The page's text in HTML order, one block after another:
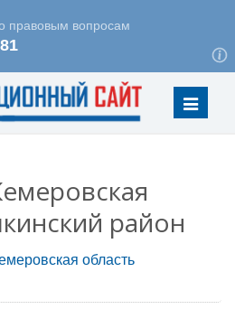
Меню
район
область